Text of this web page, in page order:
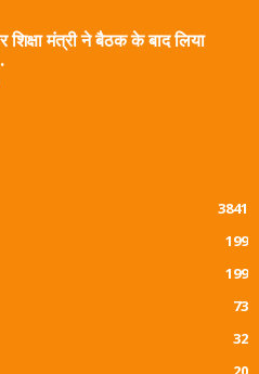
मंत्री ने बैठक के बाद लिया
3841
199
199
73
32